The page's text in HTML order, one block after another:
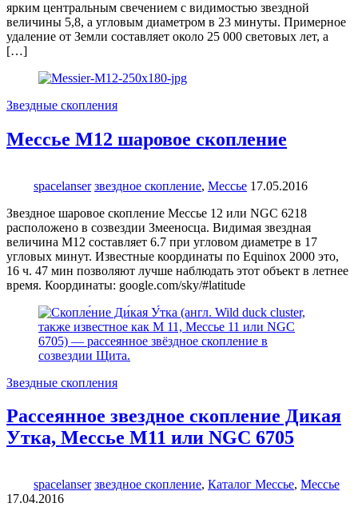
ярким центральным свечением с видимостью звездной
величины 5,8, а угловым диаметром в 23 минуты. Примерное
удаление от Земли составляет около 25 000 световых лет, а
[…]
Звездные скопления
Мессье М12 шаровое скопление
spacelanser звездное скопление, Мессье 17.05.2016
Звездное шаровое скопление Мессье 12 или NGC 6218
расположено в созвездии Змееносца. Видимая звездная
величина М12 составляет 6.7 при угловом диаметре в 17
угловых минут. Известные координаты по Equinox 2000 это,
16 ч. 47 мин позволяют лучше наблюдать этот объект в летнее
время. Координаты: google.com/sky/#latitude
Звездные скопления
Рассеянное звездное скопление Дикая
Утка, Мессье М11 или NGC 6705
spacelanser звездное скопление, Каталог Мессье, Мессье
17.04.2016